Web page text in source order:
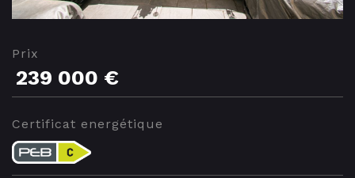
Prix
239 000 €
Certificat energétique